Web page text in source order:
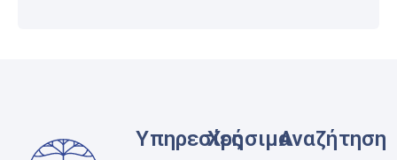
ΥπηρεσίεςΧρήσιμαΑναζήτηση